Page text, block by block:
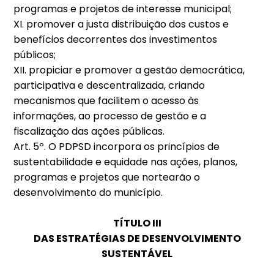
programas e projetos de interesse municipal;
XI. promover a justa distribuição dos custos e
benefícios decorrentes dos investimentos
públicos;
XII. propiciar e promover a gestão democrática,
participativa e descentralizada, criando
mecanismos que facilitem o acesso às
informações, ao processo de gestão e a
fiscalização das ações públicas.
Art. 5º. O PDPSD incorpora os princípios de
sustentabilidade e equidade nas ações, planos,
programas e projetos que nortearão o
desenvolvimento do município.
TÍTULO III
DAS ESTRATÉGIAS DE DESENVOLVIMENTO
SUSTENTÁVEL